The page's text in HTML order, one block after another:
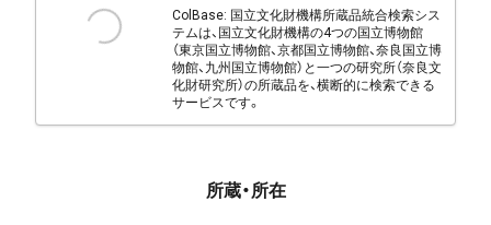
ColBase: 国立文化財機構所蔵品統合検索シス
テムは、国立文化財機構の4つの国立博物館
（東京国立博物館、京都国立博物館、奈良国立博
物館、九州国立博物館）と一つの研究所（奈良文
化財研究所）の所蔵品を、横断的に検索できる
サービスです。
所蔵・所在